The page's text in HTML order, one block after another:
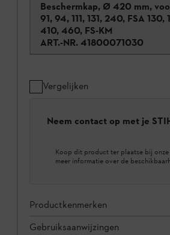
Beschermkap, Ø 420 mm,
91, 94, 111, 131, 240, FSA 130,
410, 460, FS-KM
ART.-NR. 41800071030
Vergelijken
Neem contact op met je
Koop dit product ter plaatse bij onze
meer informatie over de
Productkenmerken
Gebruiksaanwijzingen